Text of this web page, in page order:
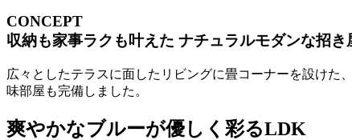
CONCEPT
収納も家事ラクも叶えた ナチュラルモダンな招き
広々としたテラスに面したリビングに畳コーナーを設け
味部屋も完備しました。
爽やかなブルーが優しく彩るLDK